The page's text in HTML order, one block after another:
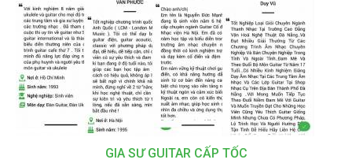
GIA SƯ GUITAR CẤP TỐC